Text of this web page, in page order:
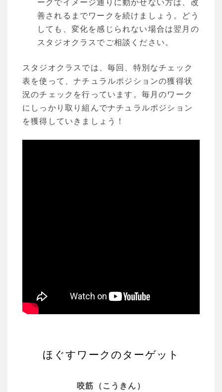
善されるまでワークを続けましょう。どう
しても、変化を感じられない場合は翌月の
スタジオクラスでご相談ください。
スタジオクラスでは、毎回、特別なチェック
表を使って、ナチュラルポジションの獲得状
況のチェックを行っています。毎月のワーク
にしっかり取り組んでナチュラルポジション
を獲得していきましょう！
ほぐすワークのターゲット
咬筋（こうきん）